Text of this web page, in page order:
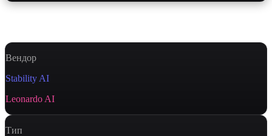
Вендор
Stability AI
Leonardo AI
Тип